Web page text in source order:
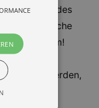
Vorboten des
Eine mystische
Dom!
werden,